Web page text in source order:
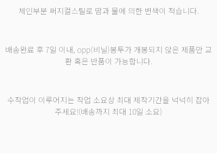
체인부분 써지컬스틸로 땀과 물에 의한 변색이 적습니다.
배송완료 후 7일 이내, opp(비닐)봉투가 개봉되지 않은 제품만 교
환 혹은 반품이 가능합니다.
수작업이 이루어지는 작업 소요상 최대 제작기간을 넉넉히 잡아
주세요!(배송까지 최대 10일 소요)